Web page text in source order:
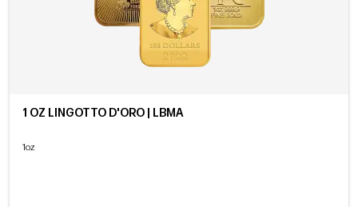
1 OZ LINGOTTO D'ORO | LBMA
1oz